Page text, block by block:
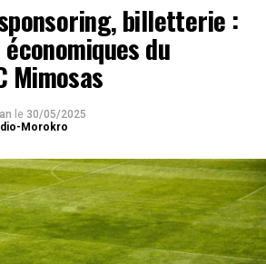
billetterie :
du
Mimosas
le 30/05/2025
Morokro